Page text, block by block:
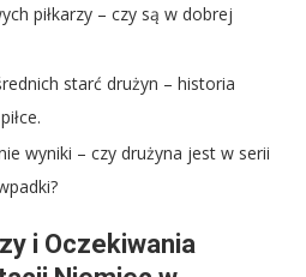
piłkarzy – czy są w dobrej
starć drużyn – historia
wyniki – czy drużyna jest w serii
i Oczekiwania